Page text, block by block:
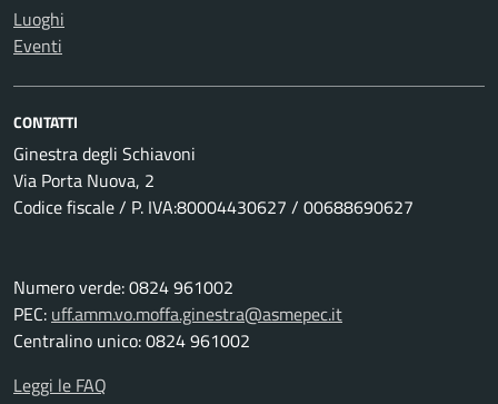
Luoghi
Eventi
CONTATTI
Ginestra degli Schiavoni
Via Porta Nuova, 2
Codice fiscale / P. IVA:80004430627 / 00688690627
Numero verde: 0824 961002
PEC: uff.amm.vo.moffa.ginestra@asmepec.it
Centralino unico: 0824 961002
Leggi le FAQ